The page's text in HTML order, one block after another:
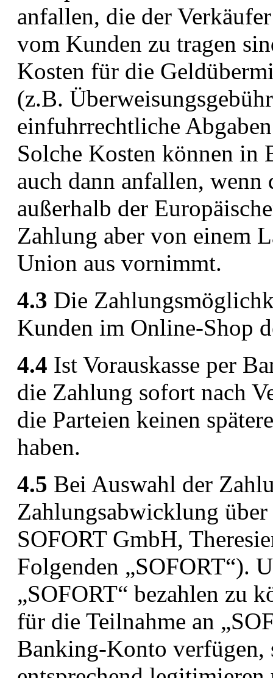
anfallen, die der
vom Kunden zu tragen
Kosten für die
(z.B.
einfuhrrechtliche
Solche Kosten können in
auch dann anfallen,
außerhalb der
Zahlung aber von einem
Union aus vornimmt.
4.3 Die
Kunden im Online-Shop
4.4 Ist Vorauskasse per
die Zahlung sofort nach
die Parteien keinen
haben.
4.5 Bei Auswahl der
Zahlungsabwicklung
SOFORT GmbH,
Folgenden „SOFORT“).
„SOFORT“ bezahlen zu
für die Teilnahme an
Banking-Konto verfügen,